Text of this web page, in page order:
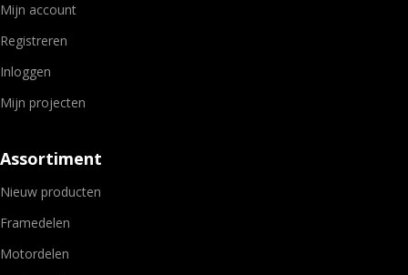
Mijn account
Registreren
Inloggen
Mijn projecten
Assortiment
Nieuw producten
Framedelen
Motordelen